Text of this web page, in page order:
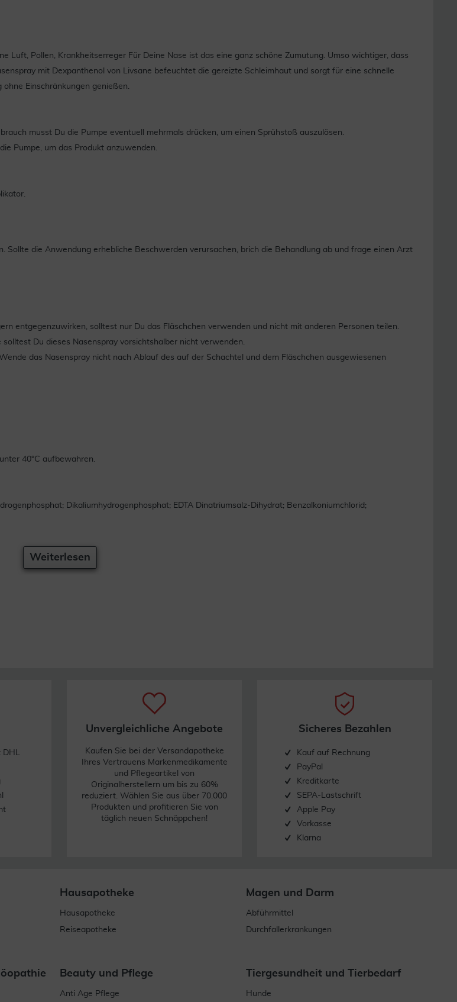
Luft, Pollen, Krankheitserreger Für Deine Nase ist das eine ganz schöne Zumutung. Umso wichtiger, dass
mit Dexpanthenol von Livsane befeuchtet die gereizte Schleimhaut und sorgt für eine schnelle
Einschränkungen genießen.
musst Du die Pumpe eventuell mehrmals drücken, um einen Sprühstoß auszulösen.
Pumpe, um das Produkt anzuwenden.
die Anwendung erhebliche Beschwerden verursachen, brich die Behandlung ab und frage einen Arzt
entgegenzuwirken, solltest nur Du das Fläschchen verwenden und nicht mit anderen Personen teilen.
Du dieses Nasenspray vorsichtshalber nicht verwenden.
das Nasenspray nicht nach Ablauf des auf der Schachtel und dem Fläschchen ausgewiesenen
40°C aufbewahren.
Dikaliumhydrogenphosphat; EDTA Dinatriumsalz-Dihydrat; Benzalkoniumchlorid;
Weiterlesen
DHL
Unvergleichliche Angebote
Kaufen Sie bei der Versandapotheke
Ihres Vertrauens Markenmedikamente
und Pflegeartikel von
Originalherstellern um bis zu 60%
reduziert. Wählen Sie aus über 70.000
Produkten und profitieren Sie von
täglich neuen Schnäppchen!
Sicheres Bezahlen
Kauf auf Rechnung
PayPal
Kreditkarte
SEPA-Lastschrift
Apple Pay
Vorkasse
Klarna
Hausapotheke
Hausapotheke
Reiseapotheke
Magen und Darm
Abführmittel
Durchfallerkrankungen
Beauty und Pflege
Anti Age Pflege
Tiergesundheit und Tierbedarf
Hunde